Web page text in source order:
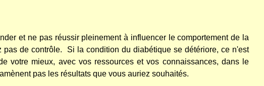
et ne pas réussir pleinement à influencer le comportement de la
pas de contrôle.
Si la condition du diabétique se détériore, ce n'est
votre mieux, avec vos ressources et vos connaissances, dans le
pas les résultats que vous auriez souhaités.